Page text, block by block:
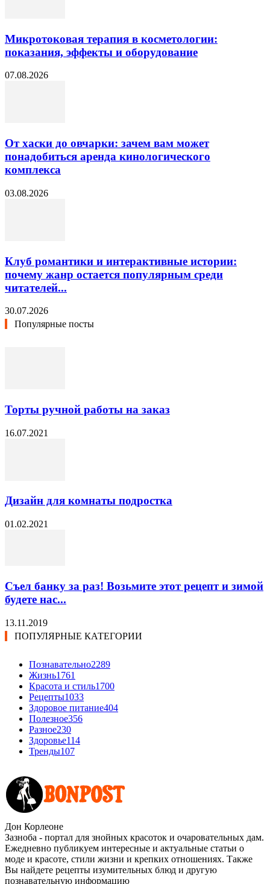
Микротоковая терапия в косметологии:
показания, эффекты и оборудование
07.08.2026
От хаски до овчарки: зачем вам может
понадобиться аренда кинологического
комплекса
03.08.2026
Клуб романтики и интерактивные истории:
почему жанр остается популярным среди
читателей...
30.07.2026
Популярные посты
Торты ручной работы на заказ
16.07.2021
Дизайн для комнаты подростка
01.02.2021
Съел банку за раз! Возьмите этот рецепт и зимой
будете нас...
13.11.2019
ПОПУЛЯРНЫЕ КАТЕГОРИИ
Познавательно2289
Жизнь1761
Красота и стиль1700
Рецепты1033
Здоровое питание404
Полезное356
Разное230
Здоровье114
Тренды107
Дон Корлеоне
Зазноба - портал для знойных красоток и очаровательных дам.
Ежедневно публикуем интересные и актуальные статьи о
моде и красоте, стили жизни и крепких отношениях. Также
Вы найдете рецепты изумительных блюд и другую
познавательную информацию